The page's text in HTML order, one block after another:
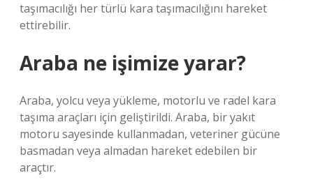
taşımacılığı her türlü kara taşımacılığını hareket
ettirebilir.
Araba ne işimize yarar?
Araba, yolcu veya yükleme, motorlu ve radel kara
taşıma araçları için geliştirildi. Araba, bir yakıt
motoru sayesinde kullanmadan, veteriner gücüne
basmadan veya almadan hareket edebilen bir
araçtır.